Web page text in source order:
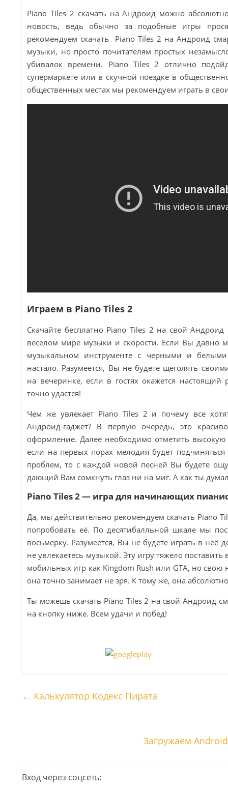
Piano Tiles 2 скачать на Андроид можно
новость, ведь обычно за подобные игры
рекомендуем скачать
Piano Tiles 2 на Андроид
музыки, но просто почитателям простых
убивалок времени. Piano Tiles 2 отлично
супермаркете или в скучной поездке в
общественных местах мы рекомендуем играть в
Играем в Piano Tiles 2
Скачайте бесплатно Piano Tiles 2 на свой
веселом мире музыки и скорости. Если Вы давно
музыкальном инструменте с черными и
настало. Разумеется, Вы не будете щеголять
на вечеринке, если в гостях окажется настоящий
точно удастся!
Чем же увлекает Piano Tiles 2 и почему все
Андроид-гаджет? В первую очередь, это
оформление. Далее необходимо отметить
если на первых порах мелодия будет
проблем, то с каждой новой песней Вы будете
дающий Вам сомкнуть глаз ни на миг. А как ты
Piano Tiles 2 — игра для начинающих
Да, мы действительно рекомендуем скачать Piano
попробовать её. По десятибалльной шкале мы
восьмерку. Разумеется, Вы не будете играть в
не увлекаетесь музыкой. Эту игру тяжело
мобильных игр как Kingdom Rush или GTA, но
она точно занимает не зря. К тому же, она
Ты можешь скачать Piano Tiles 2 на свой Андроид
на кнопку ниже. Всем удачи и побед!
← Калькулятор Кодекс Пирата
Загружаем
Вход через соцсеть: